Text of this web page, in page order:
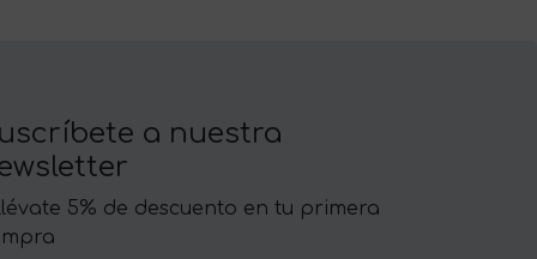
a nuestra
5% de descuento en tu primera